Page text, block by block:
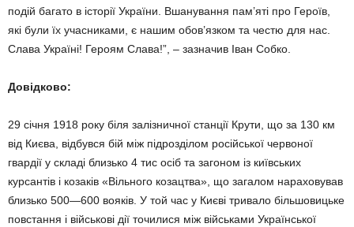
подій багато в історії України. Вшанування пам’яті про Героїв,
які були їх учасниками, є нашим обов’язком та честю для нас.
Слава Україні! Героям Слава!”, – зазначив Іван Собко.
Довідково:
29 січня 1918 року біля залізничної станції Крути, що за 130 км
від Києва, відбувся бій між підрозділом російської червоної
гвардії у складі близько 4 тис осіб та загоном із київських
курсантів і козаків «Вільного козацтва», що загалом нараховував
близько 500—600 вояків. У той час у Києві тривало більшовицьке
повстання і військові дії точилися між військами Української